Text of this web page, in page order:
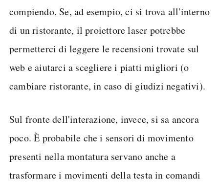
compiendo. Se, ad esempio, ci si trova all'interno
di un ristorante, il proiettore laser potrebbe
permetterci di leggere le recensioni trovate sul
web e aiutarci a scegliere i piatti migliori (o
cambiare ristorante, in caso di giudizi negativi).
Sul fronte dell'interazione, invece, si sa ancora
poco. È probabile che i sensori di movimento
presenti nella montatura servano anche a
trasformare i movimenti della testa in comandi